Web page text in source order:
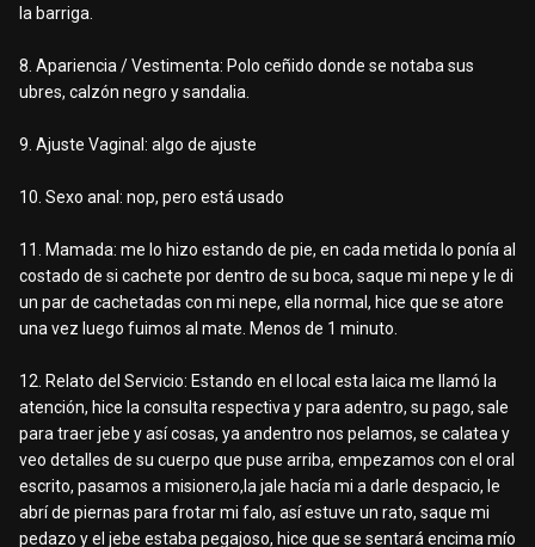
la barriga.
8. Apariencia / Vestimenta: Polo ceñido donde se notaba sus
ubres, calzón negro y sandalia.
9. Ajuste Vaginal: algo de ajuste
10. Sexo anal: nop, pero está usado
11. Mamada: me lo hizo estando de pie, en cada metida lo ponía al
costado de si cachete por dentro de su boca, saque mi nepe y le di
un par de cachetadas con mi nepe, ella normal, hice que se atore
una vez luego fuimos al mate. Menos de 1 minuto.
12. Relato del Servicio: Estando en el local esta laica me llamó la
atención, hice la consulta respectiva y para adentro, su pago, sale
para traer jebe y así cosas, ya andentro nos pelamos, se calatea y
veo detalles de su cuerpo que puse arriba, empezamos con el oral
escrito, pasamos a misionero,la jale hacía mi a darle despacio, le
abrí de piernas para frotar mi falo, así estuve un rato, saque mi
pedazo y el jebe estaba pegajoso, hice que se sentará encima mío